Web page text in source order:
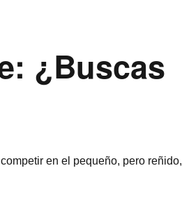
¿Buscas
en el pequeño, pero reñido,